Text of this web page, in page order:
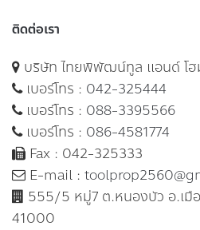
ติดต่อเรา
บริษัท ไทยพิพัฒน์ทูล แอนด์ โฮ
เบอร์โทร : 042-325444
เบอร์โทร : 088-3395566
เบอร์โทร : 086-4581774
Fax : 042-325333
E-mail :
555/5 หมู่7 ต.หนองบัว อ.เมื
41000